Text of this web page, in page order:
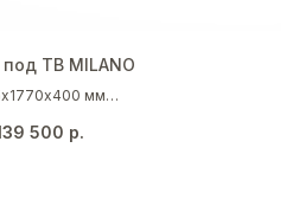
ТВ MILANO
мм
Темный дуб
500 р.